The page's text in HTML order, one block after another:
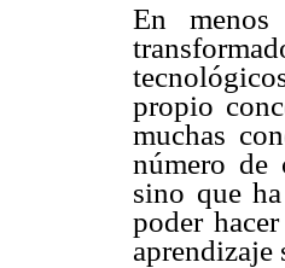
En
propio
muchas
número de
sino que
poder
aprendizaje